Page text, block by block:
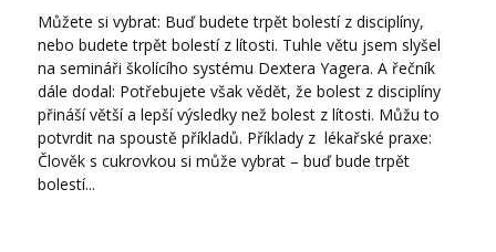
Můžete si vybrat: Buď budete trpět bolestí z disciplíny,
nebo budete trpět bolestí z lítosti. Tuhle větu jsem slyšel
na semináři školícího systému Dextera Yagera. A řečník
dále dodal: Potřebujete však vědět, že bolest z disciplíny
přináší větší a lepší výsledky než bolest z lítosti. Můžu to
potvrdit na spoustě příkladů. Příklady z lékařské praxe:
Člověk s cukrovkou si může vybrat – buď bude trpět
bolestí...